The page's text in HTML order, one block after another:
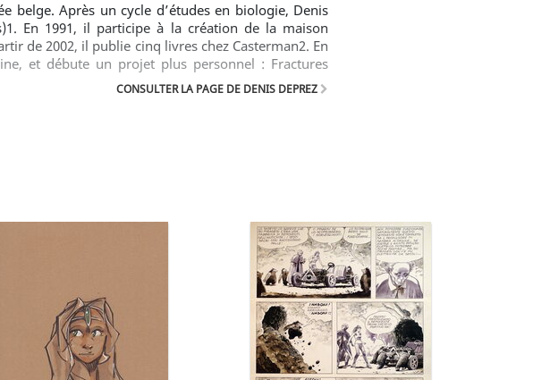
belge. Après un cycle d’études en biologie, Denis
En 1991, il participe à la création de la maison
de 2002, il publie cinq livres chez Casterman2. En
et débute un projet plus personnel : Fractures
travers ce projet pluridisciplinaire, accumulation
Deprez décrit l'effondrement d'un monde
CONSULTER LA PAGE DE DENIS DEPREZ